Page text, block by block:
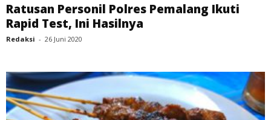
Ratusan Personil Polres Pemalang Ikuti
Rapid Test, Ini Hasilnya
Redaksi - 26 Juni 2020